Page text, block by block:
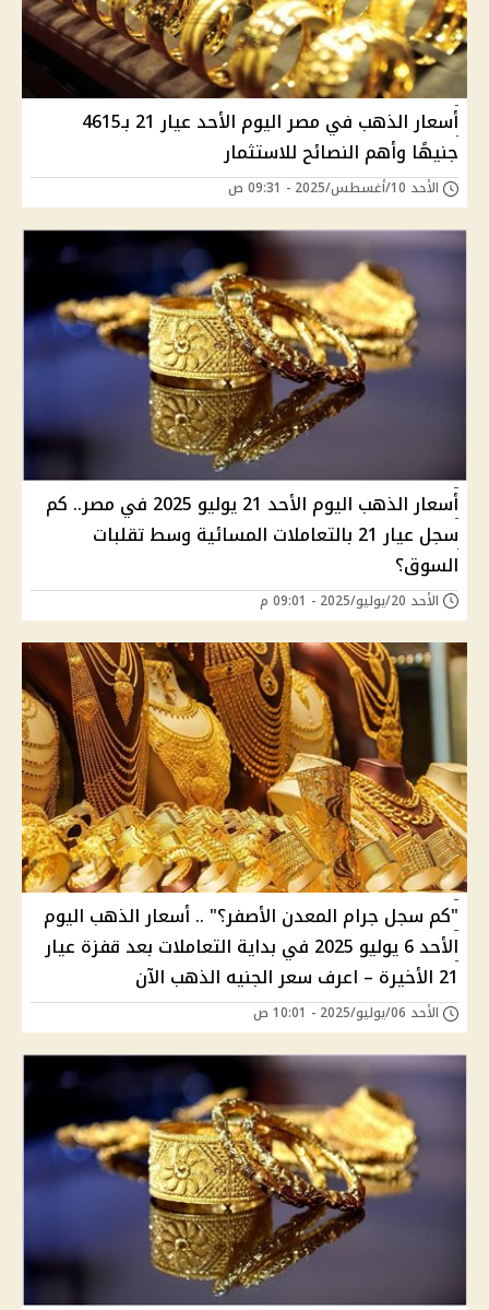
أسعار الذهب في مصر اليوم الأحد عيار 21 بـ4615
جنيهًا وأهم النصائح للاستثمار
الأحد 10/أغسطس/2025 - 09:31 ص
أسعار الذهب اليوم الأحد 21 يوليو 2025 في مصر.. كم
سجل عيار 21 بالتعاملات المسائية وسط تقلبات
السوق؟
الأحد 20/يوليو/2025 - 09:01 م
"كم سجل جرام المعدن الأصفر؟" .. أسعار الذهب اليوم
الأحد 6 يوليو 2025 في بداية التعاملات بعد قفزة عيار
21 الأخيرة – اعرف سعر الجنيه الذهب الآن
الأحد 06/يوليو/2025 - 10:01 ص